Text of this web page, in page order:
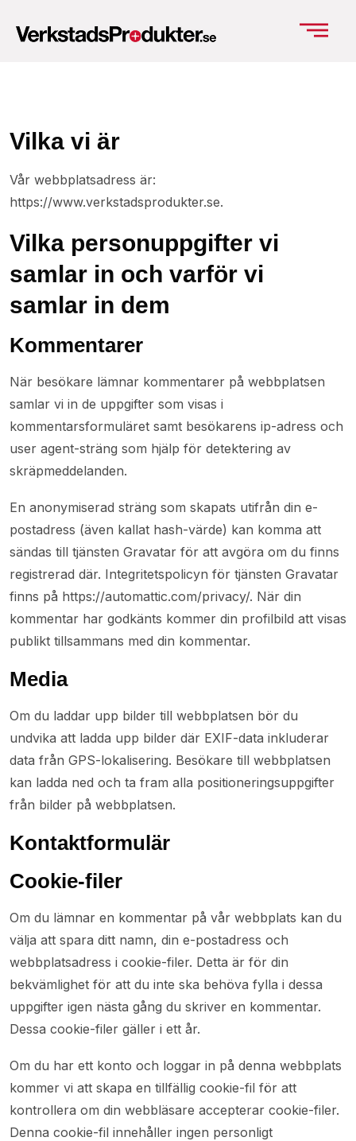
Vilka vi är
Vår webbplatsadress är:
https://www.verkstadsprodukter.se.
Vilka personuppgifter vi
samlar in och varför vi
samlar in dem
Kommentarer
När besökare lämnar kommentarer på webbplatsen
samlar vi in de uppgifter som visas i
kommentarsformuläret samt besökarens ip-adress och
user agent-sträng som hjälp för detektering av
skräpmeddelanden.
En anonymiserad sträng som skapats utifrån din e-
postadress (även kallat hash-värde) kan komma att
sändas till tjänsten Gravatar för att avgöra om du finns
registrerad där. Integritetspolicyn för tjänsten Gravatar
finns på https://automattic.com/privacy/. När din
kommentar har godkänts kommer din profilbild att visas
publikt tillsammans med din kommentar.
Media
Om du laddar upp bilder till webbplatsen bör du
undvika att ladda upp bilder där EXIF-data inkluderar
data från GPS-lokalisering. Besökare till webbplatsen
kan ladda ned och ta fram alla positioneringsuppgifter
från bilder på webbplatsen.
Kontaktformulär
Cookie-filer
Om du lämnar en kommentar på vår webbplats kan du
välja att spara ditt namn, din e-postadress och
webbplatsadress i cookie-filer. Detta är för din
bekvämlighet för att du inte ska behöva fylla i dessa
uppgifter igen nästa gång du skriver en kommentar.
Dessa cookie-filer gäller i ett år.
Om du har ett konto och loggar in på denna webbplats
kommer vi att skapa en tillfällig cookie-fil för att
kontrollera om din webbläsare accepterar cookie-filer.
Denna cookie-fil innehåller ingen personligt